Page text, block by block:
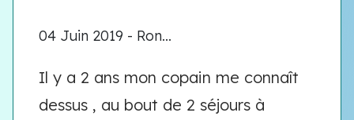
04 Juin 2019 - Ron...
Il y a 2 ans mon copain me connaît
dessus , au bout de 2 séjours à